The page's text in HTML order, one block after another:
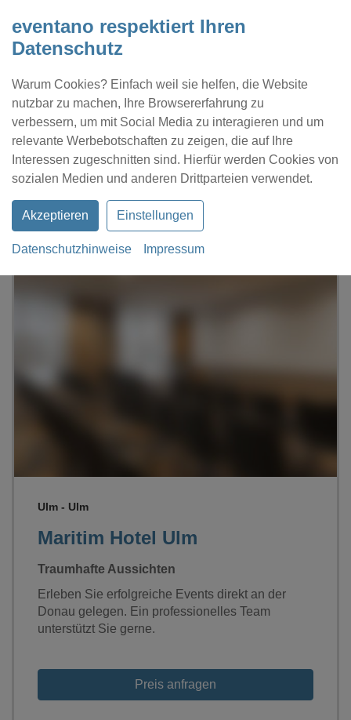
eventano respektiert Ihren
Datenschutz
Warum Cookies? Einfach weil sie helfen, die Website
nutzbar zu machen, Ihre Browsererfahrung zu
verbessern, um mit Social Media zu interagieren und um
relevante Werbebotschaften zu zeigen, die auf Ihre
Interessen zugeschnitten sind. Hierfür werden Cookies von
sozialen Medien und anderen Drittparteien verwendet.
Akzeptieren Einstellungen
Datenschutzhinweise Impressum
Kontakt Location eintragen Profil
Maritim Hotel Ulm
Maritim Hotel Ulm
Ulm - Ulm
Traumhafte Aussichten
Erleben Sie erfolgreiche Events direkt an der
Donau gelegen. Ein professionelles Team
unterstützt Sie gerne.
Preis anfragen